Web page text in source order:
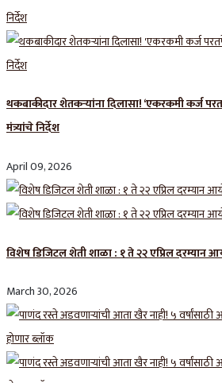
थकबाकीदार शेतकऱ्यांना दिलासा! ‘एकरकमी कर्ज
मंत्र्यांचे निर्देश
April 09, 2026
विशेष डिजिटल शेती शाळा : १ ते २२ एप्रिल दरम्यान
March 30, 2026